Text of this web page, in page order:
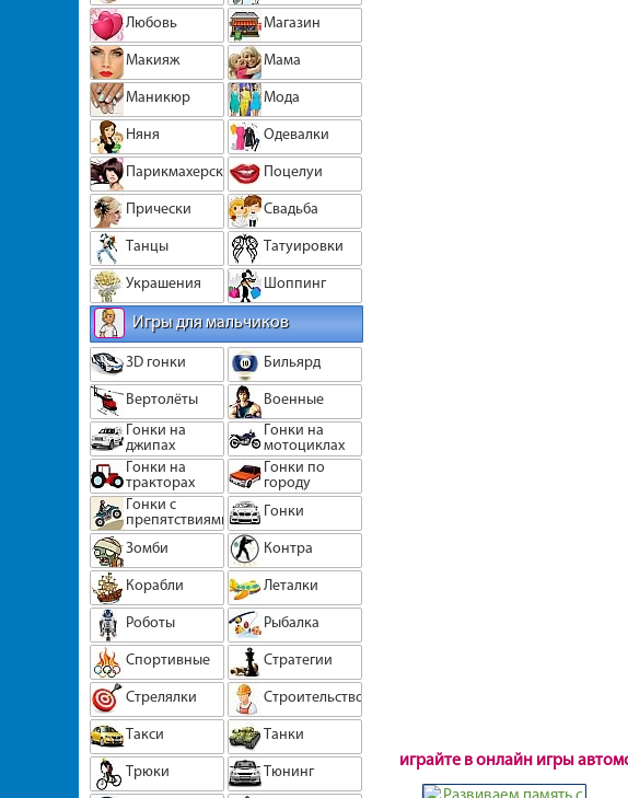
Любовь
Магазин
Макияж
Мама
Маникюр
Мода
Няня
Одевалки
Парикмахерская
Поцелуи
Прически
Свадьба
Танцы
Татуировки
Украшения
Шоппинг
Игры для мальчиков
3D гонки
Бильярд
Вертолёты
Военные
Гонки на
джипах
Гонки на
мотоциклах
Гонки на
тракторах
Гонки по
городу
Гонки с
препятствиями
Гонки
Зомби
Контра
Корабли
Леталки
Роботы
Рыбалка
Спортивные
Стратегии
Стрелялки
Строительство
Такси
Танки
Трюки
Тюнинг
играйте в онлайн игры